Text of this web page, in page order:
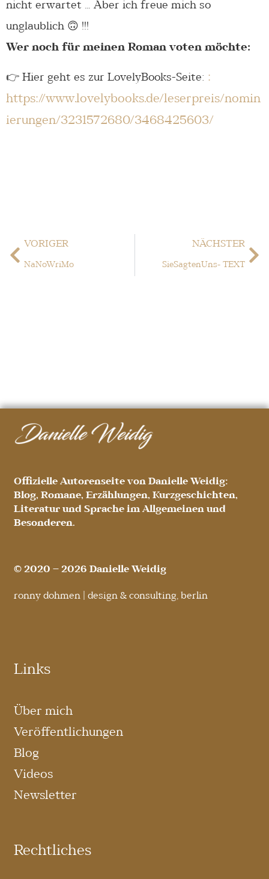
nicht erwartet … Aber ich freue mich so
unglaublich 🙃 !!!
Wer noch für meinen Roman voten möchte:
👉 Hier geht es zur LovelyBooks-Seite: :
https://www.lovelybooks.de/leserpreis/nomin
ierungen/3231572680/3468425603/
VORIGER
NaNoWriMo
NÄCHSTER
SieSagtenUns- TEXT
Offizielle Autorenseite von Danielle Weidig:
Blog, Romane, Erzählungen, Kurzgeschichten,
Literatur und Sprache im Allgemeinen und
Besonderen.
© 2020 – 2026 Danielle Weidig
ronny dohmen | design & consulting, berlin
Links
Über mich
Veröffentlichungen
Blog
Videos
Newsletter
Rechtliches